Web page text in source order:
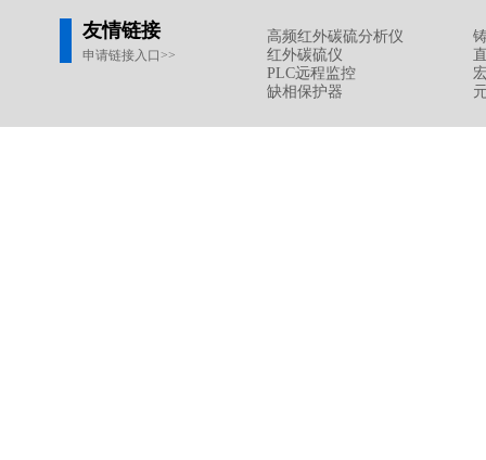
友情链接
申请链接入口>>
高频红外碳硫分析仪
红外碳硫仪
PLC远程监控
缺相保护器